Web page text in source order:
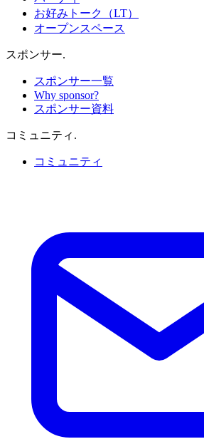
お好みトーク（LT）
オープンスペース
スポンサー.
スポンサー一覧
Why sponsor?
スポンサー資料
コミュニティ .
コミュニティ